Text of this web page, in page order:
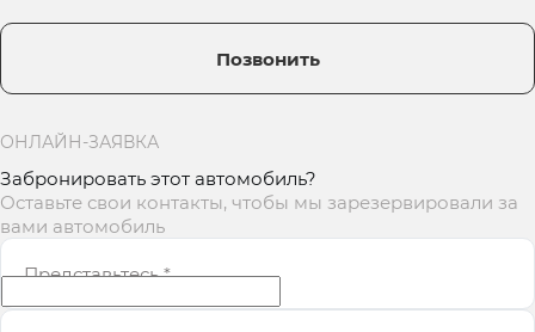
Позвонить
ОНЛАЙН-ЗАЯВКА
Забронировать этот автомобиль?
Оставьте свои контакты, чтобы мы зарезервировали за
вами автомобиль
Представьтесь*